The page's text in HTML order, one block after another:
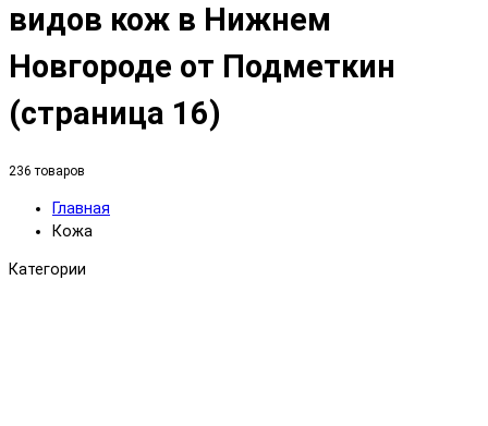
видов кож в Нижнем
Новгороде от Подметкин
(страница 16)
236 товаров
Главная
Кожа
Категории